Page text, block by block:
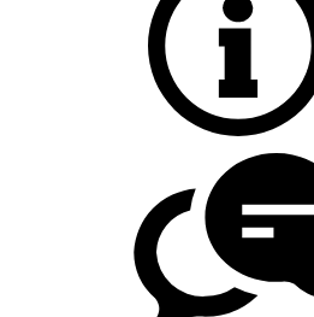
Grußwort
Ortsplan
Partnerschaft
Statistik
Mitteilungsblatt